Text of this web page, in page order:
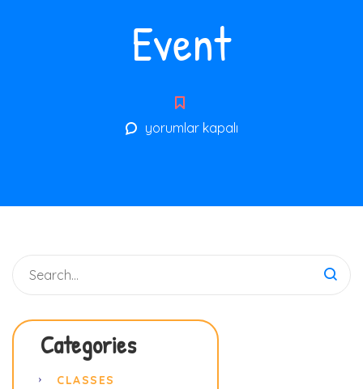
Event
Event
yorumlar kapalı
Categories
CLASSES